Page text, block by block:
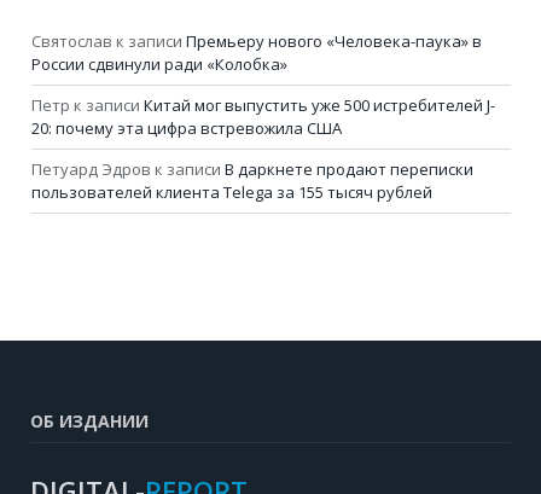
Святослав к записи Премьеру нового «Человека-паука» в
России сдвинули ради «Колобка»
Петр к записи Китай мог выпустить уже 500 истребителей J-
20: почему эта цифра встревожила США
Петуард Эдров к записи В даркнете продают переписки
пользователей клиента Telega за 155 тысяч рублей
ОБ ИЗДАНИИ